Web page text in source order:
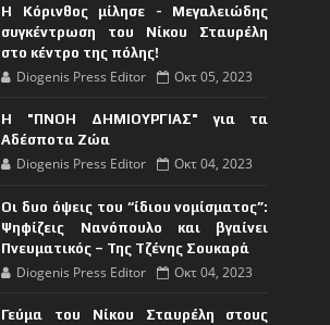
Η Κόρινθος μίλησε - Μεγαλειώδης
συγκέντρωση του Νίκου Σταυρέλη
στο κέντρο της πόλης!
Diogenis Press Editor Οκτ 05, 2023
Η "ΠΝΟΗ ΔΗΜΙΟΥΡΓΙΑΣ" για τα
Αδέσποτα Ζώα
Diogenis Press Editor Οκτ 04, 2023
Οι δυο όψεις του “ίδιου νομίσματος”:
Ψηφίζεις Νανόπουλο και βγαίνει
Πνευματικός – Της Τζένης Σουκαρά
Diogenis Press Editor Οκτ 04, 2023
Γεύμα του Νίκου Σταυρέλη στους